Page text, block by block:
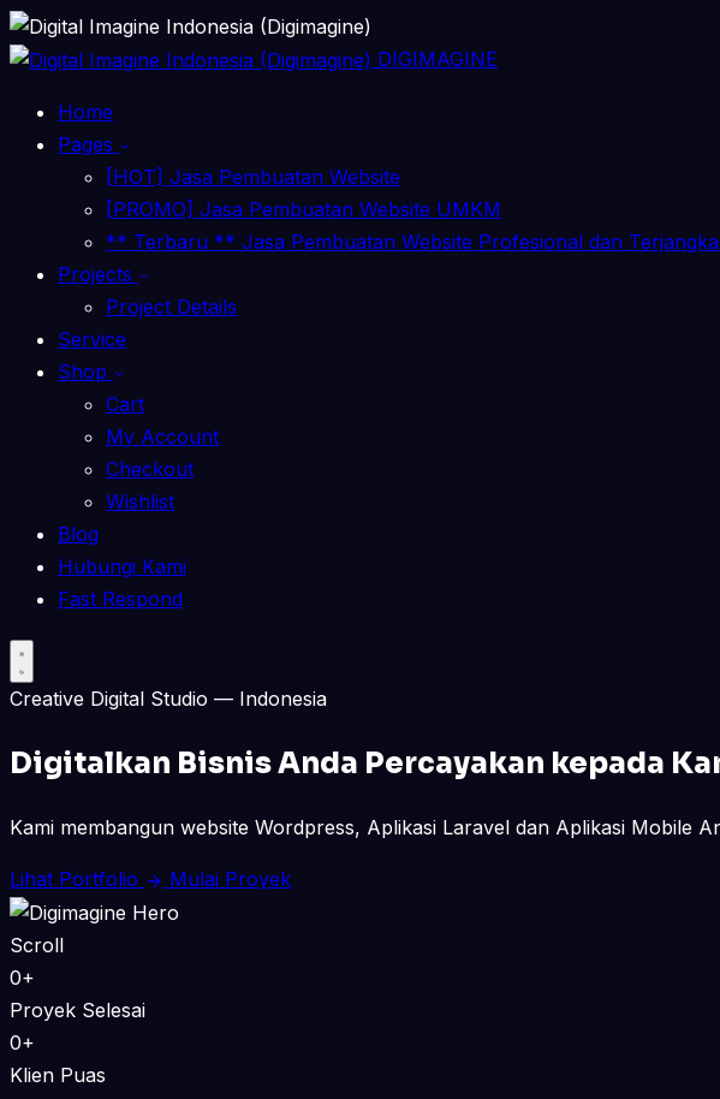
DIGIMAGINE
Home
Pages
[HOT] Jasa Pembuatan Website
[PROMO] Jasa Pembuatan Website UMKM
** Terbaru ** Jasa Pembuatan Website Profesional dan
Projects
Project Details
Service
Shop
Cart
My Account
Checkout
Wishlist
Blog
Hubungi Kami
Fast Respond
Creative Digital Studio — Indonesia
Digitalkan Bisnis Anda Percayakan kepada
Kami membangun website Wordpress, Aplikasi Laravel dan Aplikasi Mobile
Lihat Portfolio Mulai Proyek
Scroll
0+
Proyek Selesai
0+
Klien Puas